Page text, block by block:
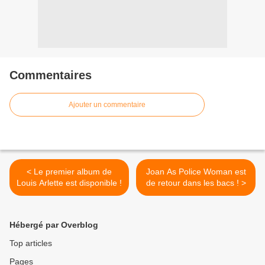
Commentaires
Ajouter un commentaire
< Le premier album de
Louis Arlette est disponible !
Joan As Police Woman est
de retour dans les bacs ! >
Hébergé par Overblog
Top articles
Pages